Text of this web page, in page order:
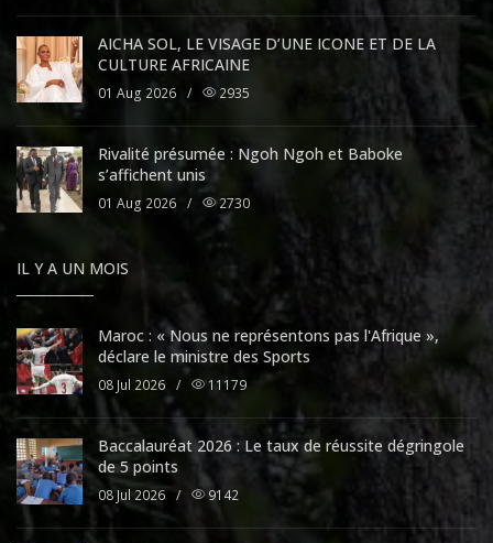
AICHA SOL, LE VISAGE D’UNE ICONE ET DE LA
CULTURE AFRICAINE
01 Aug 2026 / 2935
Rivalité présumée : Ngoh Ngoh et Baboke
s’affichent unis
01 Aug 2026 / 2730
IL Y A UN MOIS
Maroc : « Nous ne représentons pas l'Afrique »,
déclare le ministre des Sports
08 Jul 2026 / 11179
Baccalauréat 2026 : Le taux de réussite dégringole
de 5 points
08 Jul 2026 / 9142